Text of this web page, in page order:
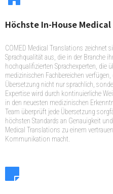
Höchste In-House
COMED Medical Translations zeichnet
Sprachqualität aus, die in der Branche
hochqualifizierten Sprachexperten, die
medizinischen Fachbereichen
Übersetzung nicht nur sprachlich,
Expertise wird durch kontinuierliche
in den neuesten medizinischen
Team überprüft jede Übersetzung
höchsten Standards an Genauigkeit
Medical Translations zu einem
Kommunikation macht.